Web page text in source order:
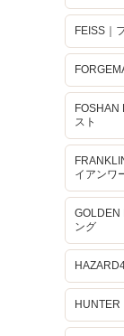
FEISS｜
FOSHAN
スト
イアンワ
GOLDEN
ング
HUNTER